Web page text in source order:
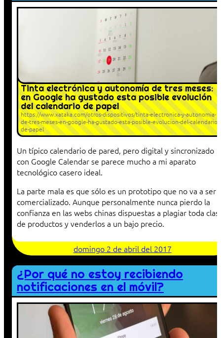
Tinta electrónica y autonomía de tres meses:
en Google ha gustado esta posible evolución
del calendario de papel
https://www.xataka.com/otros-dispositivos/tinta-electronica-y-autonomia-
de-tres-meses-en-google-ha-gustado-esta-posible-evolucion-del-calendario-
de-papel
Un típico calendario de pared, pero digital y sincronizado
con Google Calendar se parece mucho a mi aparato
tecnológico casero ideal.
La parte mala es que sólo es un prototipo que no va a ser
comercializado. Aunque personalmente nunca pierdo la
confianza en las webs chinas dispuestas a plagiar toda
de productos y venderlos a un bajo precio.
domingo 2 de abril del 2017
¿Por qué no estoy recibiendo
notificaciones en el móvil?